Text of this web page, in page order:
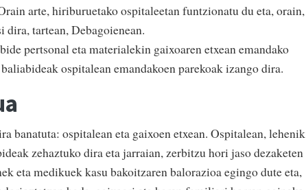
arte, hiriburuetako ospitaleetan funtzionatu du eta, orain,
dira, tartean, Debagoienean.
pertsonal eta materialekin gaixoaren etxean emandako
ospitalean emandakoen parekoak izango dira.
banatuta: ospitalean eta gaixoen etxean. Ospitalean, lehenik
zehaztuko dira eta jarraian, zerbitzu hori jaso dezaketen
eta medikuek kasu bakoitzaren balorazioa egingo dute eta,